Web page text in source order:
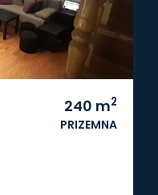
240 m2
PRIZEMNA